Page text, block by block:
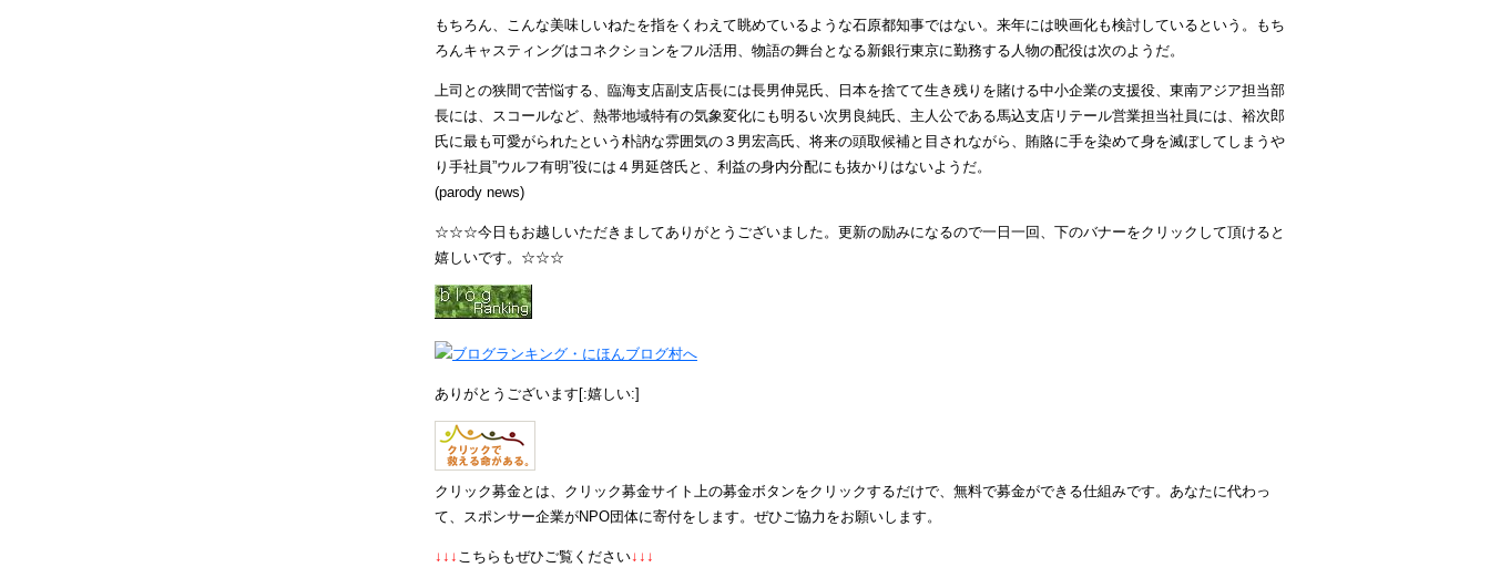
もちろん、こんな美味しいねたを指をくわえて眺めているような石原都知事ではない。来年には映画化も検討しているという。もち
ろんキャスティングはコネクションをフル活用、物語の舞台となる新銀行東京に勤務する人物の配役は次のようだ。
上司との狭間で苦悩する、臨海支店副支店長には長男伸晃氏、日本を捨てて生き残りを賭ける中小企業の支援役、東南アジア担当部
長には、スコールなど、熱帯地域特有の気象変化にも明るい次男良純氏、主人公である馬込支店リテール営業担当社員には、裕次郎
氏に最も可愛がられたという朴訥な雰囲気の３男宏高氏、将来の頭取候補と目されながら、賄賂に手を染めて身を滅ぼしてしまうや
り手社員”ウルフ有明”役には４男延啓氏と、利益の身内分配にも抜かりはないようだ。
(parody news)
☆☆☆今日もお越しいただきましてありがとうございました。更新の励みになるので一日一回、下のバナーをクリックして頂けると
嬉しいです。☆☆☆
ありがとうございます[:嬉しい:]
クリック募金とは、クリック募金サイト上の募金ボタンをクリックするだけで、無料で募金ができる仕組みです。あなたに代わっ
て、スポンサー企業がNPO団体に寄付をします。ぜひご協力をお願いします。
↓↓↓ こちらもぜひご覧ください↓↓↓